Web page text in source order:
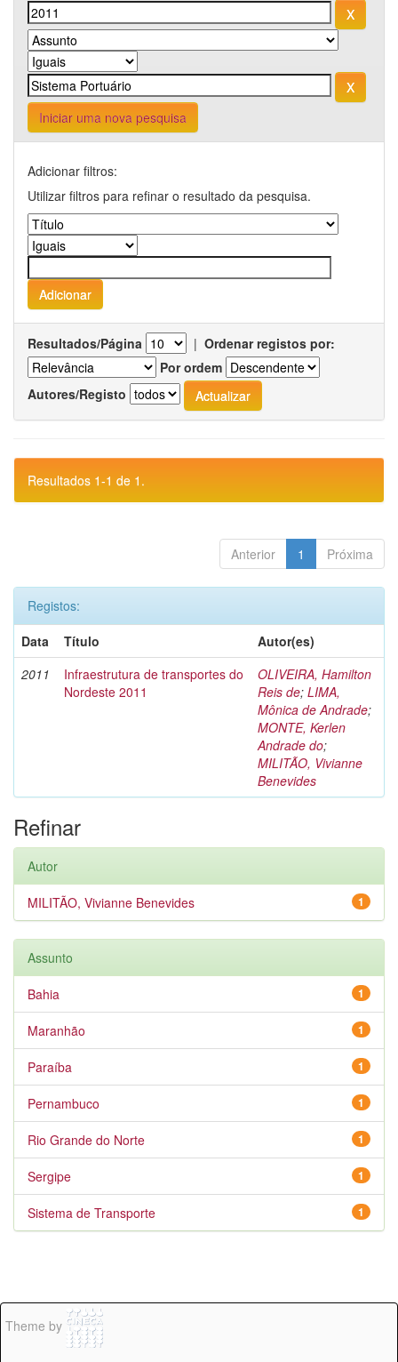
Iniciar uma nova pesquisa
Adicionar filtros:
Utilizar filtros para refinar o resultado da pesquisa.
Resultados/Página | Ordenar registos por:
Por ordem
Autores/Registo
Resultados 1-1 de 1.
Anterior 1 Próxima
Registos:
Data
Título
Autor(es)
2011
Infraestrutura de transportes do
Nordeste 2011
OLIVEIRA, Hamilton
Reis de; LIMA,
Mônica de Andrade;
MONTE, Kerlen
Andrade do;
MILITÃO, Vivianne
Benevides
Refinar
Autor
1
MILITÃO, Vivianne Benevides
Assunto
1
Bahia
1
Maranhão
1
Paraíba
1
Pernambuco
1
Rio Grande do Norte
1
Sergipe
1
Sistema de Transporte
Theme by